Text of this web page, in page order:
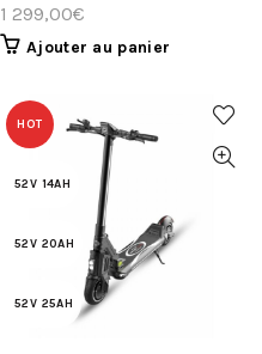
1 299,00€
Ajouter au panier
HOT
52V 14AH
52V 20AH
52V 25AH